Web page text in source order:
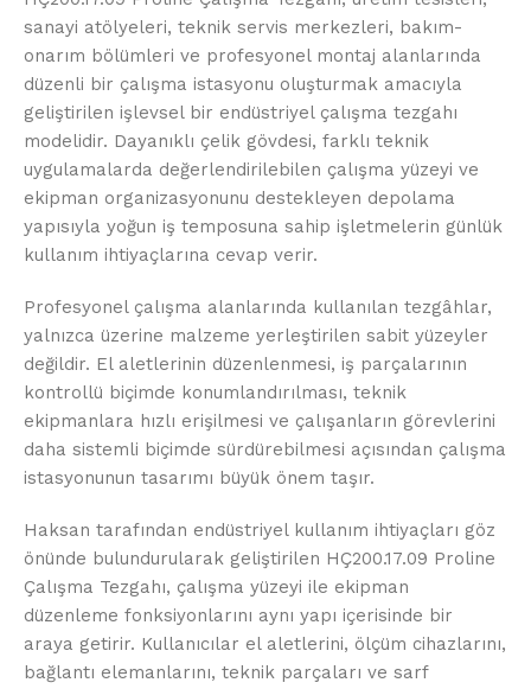
sanayi atölyeleri, teknik servis merkezleri, bakım-
onarım bölümleri ve profesyonel montaj alanlarında
düzenli bir çalışma istasyonu oluşturmak amacıyla
geliştirilen işlevsel bir endüstriyel çalışma tezgahı
modelidir. Dayanıklı çelik gövdesi, farklı teknik
uygulamalarda değerlendirilebilen çalışma yüzeyi ve
ekipman organizasyonunu destekleyen depolama
yapısıyla yoğun iş temposuna sahip işletmelerin günlük
kullanım ihtiyaçlarına cevap verir.
Profesyonel çalışma alanlarında kullanılan tezgâhlar,
yalnızca üzerine malzeme yerleştirilen sabit yüzeyler
değildir. El aletlerinin düzenlenmesi, iş parçalarının
kontrollü biçimde konumlandırılması, teknik
ekipmanlara hızlı erişilmesi ve çalışanların görevlerini
daha sistemli biçimde sürdürebilmesi açısından çalışma
istasyonunun tasarımı büyük önem taşır.
Haksan tarafından endüstriyel kullanım ihtiyaçları göz
önünde bulundurularak geliştirilen HÇ200.17.09 Proline
Çalışma Tezgahı, çalışma yüzeyi ile ekipman
düzenleme fonksiyonlarını aynı yapı içerisinde bir
araya getirir. Kullanıcılar el aletlerini, ölçüm cihazlarını,
bağlantı elemanlarını, teknik parçaları ve sarf